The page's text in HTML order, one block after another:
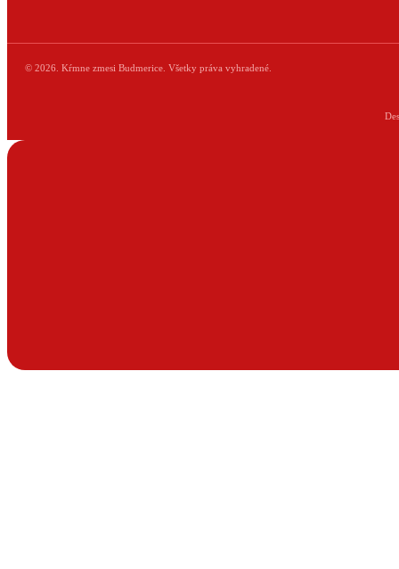
© 2026. Kŕmne zmesi Budmerice. Všetky práva vyhradené.